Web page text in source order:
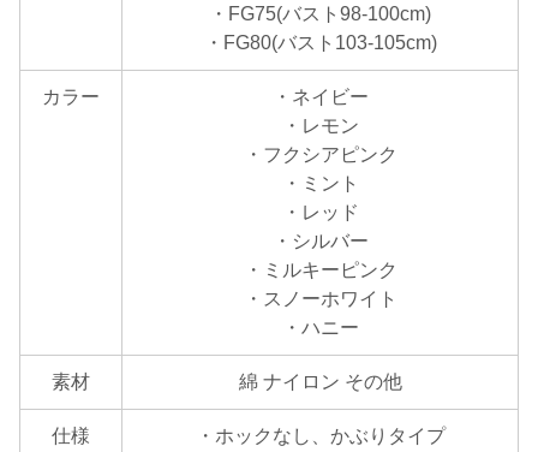
・FG75(バスト98-100cm)
・FG80(バスト103-105cm)
カラー
・ネイビー
・レモン
・フクシアピンク
・ミント
・レッド
・シルバー
・ミルキーピンク
・スノーホワイト
・ハニー
素材 綿 ナイロン その他
仕様
・ホックなし、かぶりタイプ